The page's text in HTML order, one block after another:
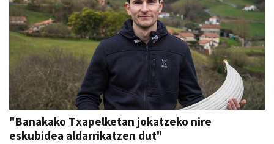
"Banakako Txapelketan jokatzeko nire
eskubidea aldarrikatzen dut"